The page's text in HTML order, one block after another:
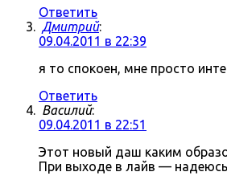
Ответить
Дмитрий:
09.04.2011 в 22:39
я то спокоен, мне просто
Ответить
Василий:
09.04.2011 в 22:51
Этот новый даш каким
При выходе в лайв —